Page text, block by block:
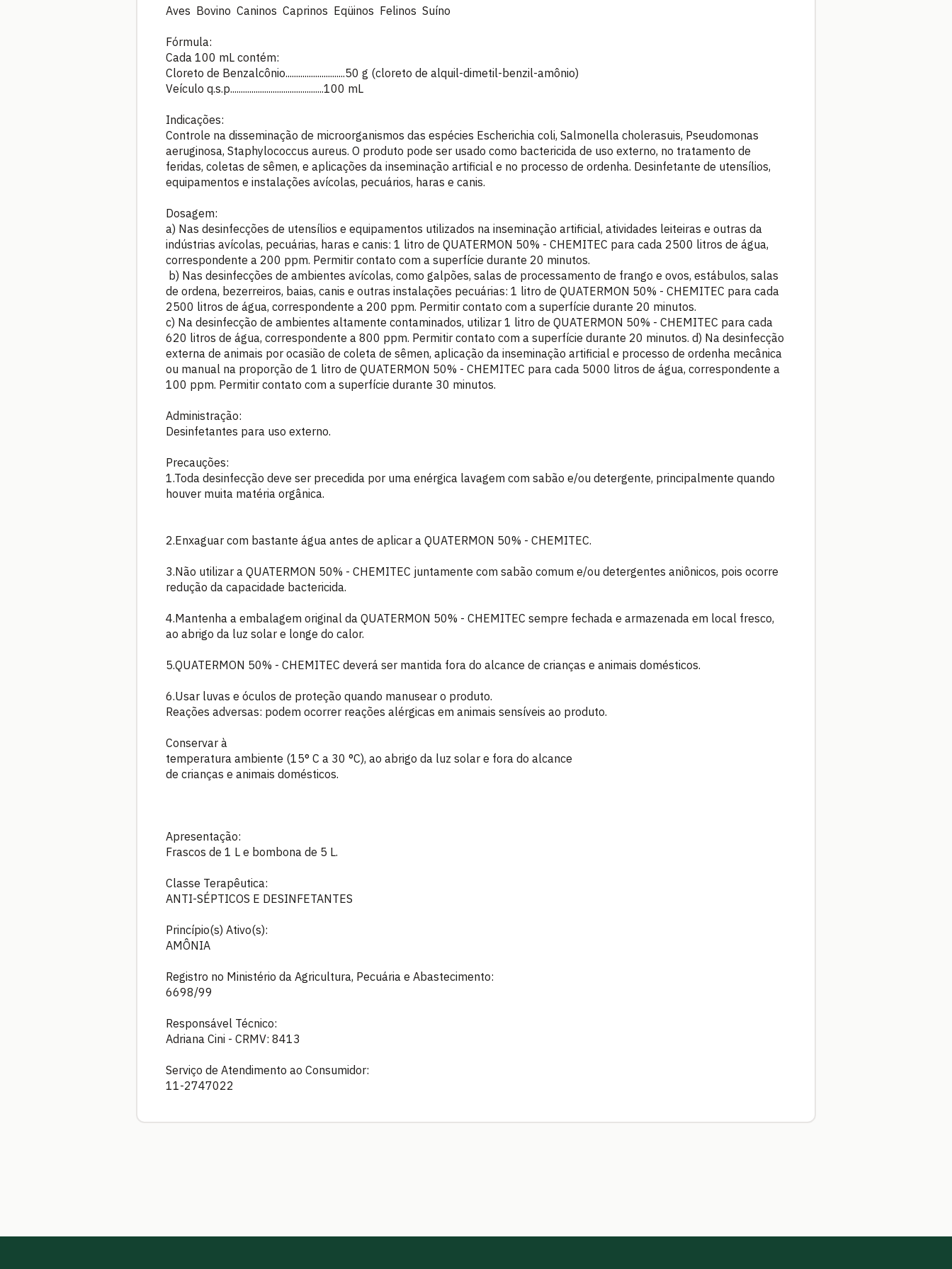
Aves Bovino Caninos Caprinos Eqüinos Felinos Suíno
Fórmula:
Cada 100 mL contém:
Cloreto de Benzalcônio............................50 g (cloreto de alquil-dimetil-benzil-amônio)
Veículo q.s.p............................................100 mL
Indicações:
Controle na disseminação de microorganismos das espécies Escherichia coli, Salmonella cholerasuis, Pseudomonas
aeruginosa, Staphylococcus aureus. O produto pode ser usado como bactericida de uso externo, no tratamento de
feridas, coletas de sêmen, e aplicações da inseminação artificial e no processo de ordenha. Desinfetante de utensílios,
equipamentos e instalações avícolas, pecuários, haras e canis.
Dosagem:
a) Nas desinfecções de utensílios e equipamentos utilizados na inseminação artificial, atividades leiteiras e outras da
indústrias avícolas, pecuárias, haras e canis: 1 litro de QUATERMON 50% - CHEMITEC para cada 2500 litros de água,
correspondente a 200 ppm. Permitir contato com a superfície durante 20 minutos.
b) Nas desinfecções de ambientes avícolas, como galpões, salas de processamento de frango e ovos, estábulos, salas
de ordena, bezerreiros, baias, canis e outras instalações pecuárias: 1 litro de QUATERMON 50% - CHEMITEC para cada
2500 litros de água, correspondente a 200 ppm. Permitir contato com a superfície durante 20 minutos.
c) Na desinfecção de ambientes altamente contaminados, utilizar 1 litro de QUATERMON 50% - CHEMITEC para cada
620 litros de água, correspondente a 800 ppm. Permitir contato com a superfície durante 20 minutos. d) Na desinfecção
externa de animais por ocasião de coleta de sêmen, aplicação da inseminação artificial e processo de ordenha mecânica
ou manual na proporção de 1 litro de QUATERMON 50% - CHEMITEC para cada 5000 litros de água, correspondente a
100 ppm. Permitir contato com a superfície durante 30 minutos.
Administração:
Desinfetantes para uso externo.
Precauções:
1.Toda desinfecção deve ser precedida por uma enérgica lavagem com sabão e/ou detergente, principalmente quando
houver muita matéria orgânica.
2.Enxaguar com bastante água antes de aplicar a QUATERMON 50% - CHEMITEC.
3.Não utilizar a QUATERMON 50% - CHEMITEC juntamente com sabão comum e/ou detergentes aniônicos, pois ocorre
redução da capacidade bactericida.
4.Mantenha a embalagem original da QUATERMON 50% - CHEMITEC sempre fechada e armazenada em local fresco,
ao abrigo da luz solar e longe do calor.
5.QUATERMON 50% - CHEMITEC deverá ser mantida fora do alcance de crianças e animais domésticos.
6.Usar luvas e óculos de proteção quando manusear o produto.
Reações adversas: podem ocorrer reações alérgicas em animais sensíveis ao produto.
Conservar à
temperatura ambiente (15° C a 30 °C), ao abrigo da luz solar e fora do alcance
de crianças e animais domésticos.
Apresentação:
Frascos de 1 L e bombona de 5 L.
Classe Terapêutica:
ANTI-SÉPTICOS E DESINFETANTES
Princípio(s) Ativo(s):
AMÔNIA
Registro no Ministério da Agricultura, Pecuária e Abastecimento:
6698/99
Responsável Técnico:
Adriana Cini - CRMV: 8413
Serviço de Atendimento ao Consumidor:
11-2747022